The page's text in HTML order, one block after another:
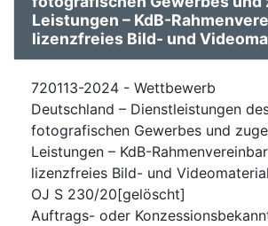
Leistungen – KdB-
lizenzfreies Bild- und
720113-2024 - Wettbewerb
Deutschland – Dienstleistungen
fotografischen Gewerbes und
Leistungen – KdB-
lizenzfreies Bild- und Videomaterial
OJ S 230/20[gelöscht]
Auftrags- oder